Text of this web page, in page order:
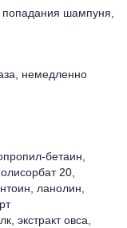
попадания шампуня,
немедленно
бетаин,
20,
ланолин,
экстракт овса,